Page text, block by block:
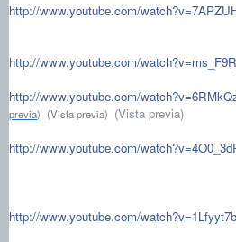
http://www.youtube.com/
http://www.youtube.com/
http://www.youtube.com/
previa) (Vista previa) (Vista previa)
http://www.youtube.com/
http://www.youtube.com/